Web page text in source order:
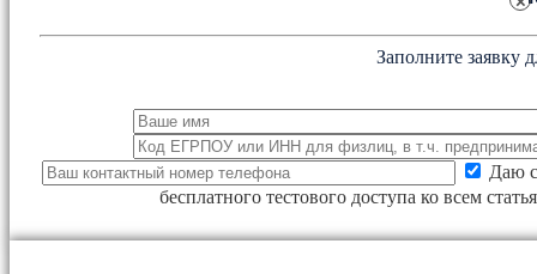
Заполните заявку
Даю
бесплатного тестового доступа ко всем